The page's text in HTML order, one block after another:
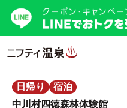
日帰り
宿泊
中川村四徳森林体験館